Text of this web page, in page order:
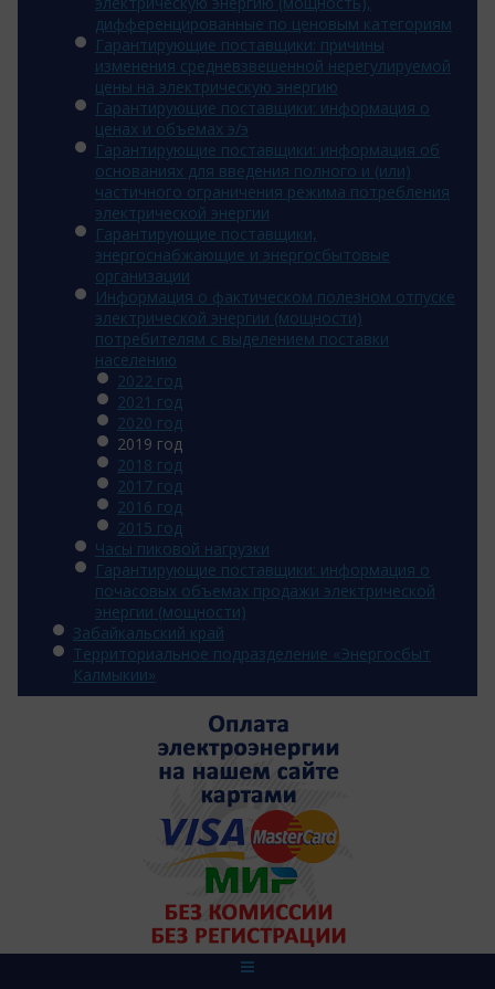
дифференцированные по ценовым категориям
Гарантирующие поставщики: причины
изменения средневзвешенной нерегулируемой
цены на электрическую энергию
Гарантирующие поставщики: информация о
ценах и объемах э/э
Гарантирующие поставщики: информация об
основаниях для введения полного и (или)
частичного ограничения режима потребления
электрической энергии
Гарантирующие поставщики,
энергоснабжающие и энергосбытовые
организации
Информация о фактическом полезном отпуске
электрической энергии (мощности)
потребителям с выделением поставки
населению
2022 год
2021 год
2020 год
2019 год
2018 год
2017 год
2016 год
2015 год
Часы пиковой нагрузки
Гарантирующие поставщики: информация о
почасовых объемах продажи электрической
энергии (мощности)
Забайкальский край
Территориальное подразделение «Энергосбыт
Калмыкии»